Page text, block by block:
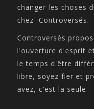
changer les choses
chez Controversés.
Controversés
l'ouverture d'esprit
le temps d'être
libre, soyez fier et
avez, c'est la seule.